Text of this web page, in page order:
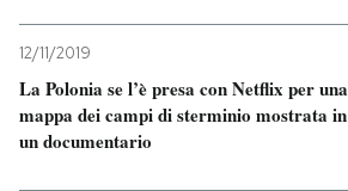
12/11/2019
La Polonia se l’è presa con Netflix per una
mappa dei campi di sterminio mostrata in
un documentario